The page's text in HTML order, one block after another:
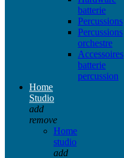
batterie
Percussions
Percussions
orchestre
Accessoires
batterie
percussion
Home
Studio
add
remove
Home
studio
add